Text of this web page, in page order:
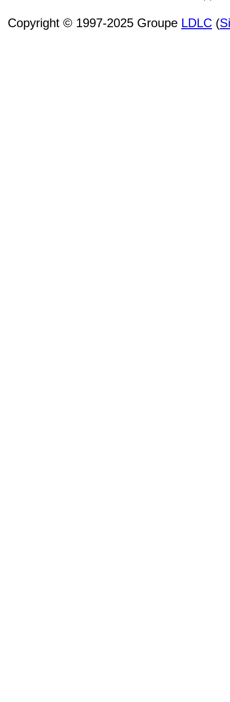
Copyright © 1997-2025 Groupe LDLC (